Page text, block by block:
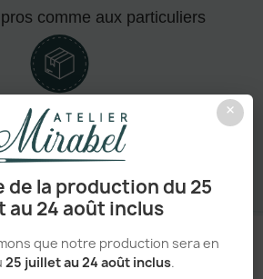
×
de la production du 25
au 24 août inclus
que notre production sera en
25 juillet au 24 août inclus.
comme aux particuliers
de commande